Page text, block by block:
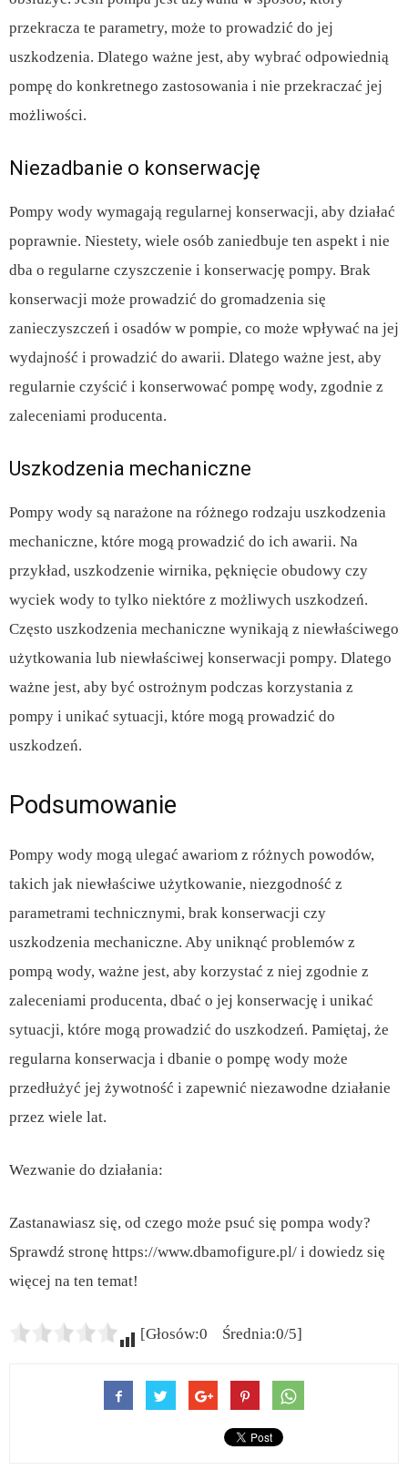
przekracza te parametry, może to prowadzić do jej
uszkodzenia. Dlatego ważne jest, aby wybrać odpowiednią
pompę do konkretnego zastosowania i nie przekraczać jej
możliwości.
Niezadbanie o konserwację
Pompy wody wymagają regularnej konserwacji, aby działać
poprawnie. Niestety, wiele osób zaniedbuje ten aspekt i nie
dba o regularne czyszczenie i konserwację pompy. Brak
konserwacji może prowadzić do gromadzenia się
zanieczyszczeń i osadów w pompie, co może wpływać na jej
wydajność i prowadzić do awarii. Dlatego ważne jest, aby
regularnie czyścić i konserwować pompę wody, zgodnie z
zaleceniami producenta.
Uszkodzenia mechaniczne
Pompy wody są narażone na różnego rodzaju uszkodzenia
mechaniczne, które mogą prowadzić do ich awarii. Na
przykład, uszkodzenie wirnika, pęknięcie obudowy czy
wyciek wody to tylko niektóre z możliwych uszkodzeń.
Często uszkodzenia mechaniczne wynikają z niewłaściwego
użytkowania lub niewłaściwej konserwacji pompy. Dlatego
ważne jest, aby być ostrożnym podczas korzystania z
pompy i unikać sytuacji, które mogą prowadzić do
uszkodzeń.
Podsumowanie
Pompy wody mogą ulegać awariom z różnych powodów,
takich jak niewłaściwe użytkowanie, niezgodność z
parametrami technicznymi, brak konserwacji czy
uszkodzenia mechaniczne. Aby uniknąć problemów z
pompą wody, ważne jest, aby korzystać z niej zgodnie z
zaleceniami producenta, dbać o jej konserwację i unikać
sytuacji, które mogą prowadzić do uszkodzeń. Pamiętaj, że
regularna konserwacja i dbanie o pompę wody może
przedłużyć jej żywotność i zapewnić niezawodne działanie
przez wiele lat.
Wezwanie do działania:
Zastanawiasz się, od czego może psuć się pompa wody?
Sprawdź stronę https://www.dbamofigure.pl/ i dowiedz się
więcej na ten temat!
[Głosów:0 Średnia:0/5]